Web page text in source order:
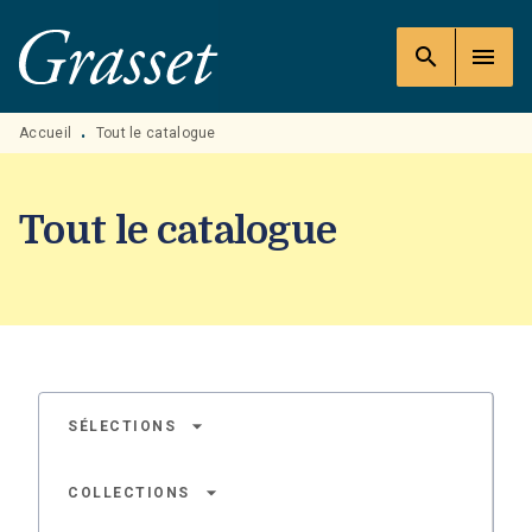
MENU RECHERCHE
PIED DE PAGE
search menu
Accueil • Tout le catalogue
Tout le catalogue
SÉLECTIONS arrow_drop_down
COLLECTIONS arrow_drop_down